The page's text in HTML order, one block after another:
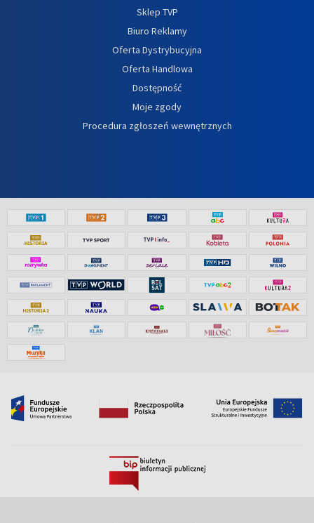
Sklep TVP
Biuro Reklamy
Oferta Dystrybucyjna
Oferta Handlowa
Dostępność
Moje zgody
Procedura zgłoszeń wewnętrznych